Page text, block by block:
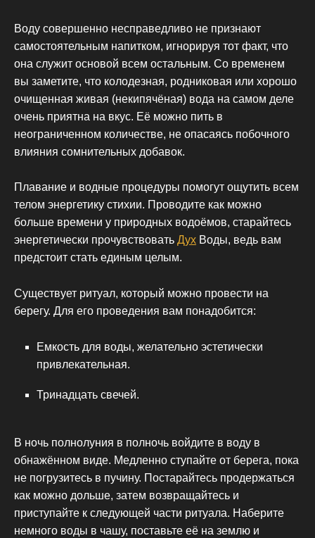
Воду совершенно несправедливо не признают
самостоятельным напитком, игнорируя тот факт, что
она служит основой всем остальным. Со временем
вы заметите, что колодезная, родниковая или хорошо
очищенная живая (некипячёная) вода на самом деле
очень приятна на вкус. Её можно пить в
неограниченном количестве, не опасаясь побочного
влияния сомнительных добавок.
Плавание и водные процедуры помогут ощутить всем
телом энергетику стихии. Проводите как можно
больше времени у природных водоёмов, старайтесь
энергетически прочувствовать Дух Воды, ведь вам
предстоит стать единым целым.
Существует ритуал, который можно провести на
берегу. Для его проведения вам понадобится:
Емкость для воды, желательно эстетически
привлекательная.
Тринадцать свечей.
В ночь полнолуния в полночь войдите в воду в
обнажённом виде. Медленно ступайте от берега, пока
не погрузитесь в пучину. Постарайтесь продержаться
как можно дольше, затем возвращайтесь и
приступайте к следующей части ритуала. Наберите
немного воды в чашу, поставьте её на землю и